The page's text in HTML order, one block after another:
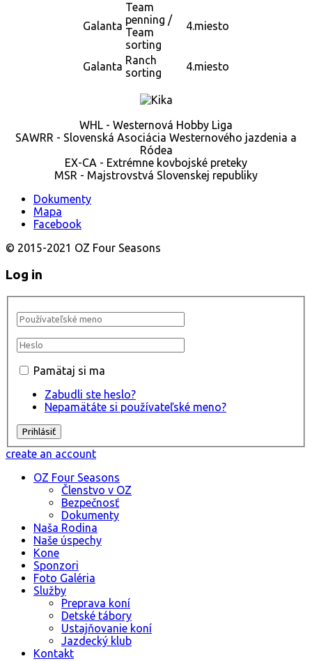
Galanta
Team
penning /
Team
sorting
4.miesto
Galanta Ranch
sorting
4.miesto
WHL - Westernová Hobby Liga
SAWRR - Slovenská Asociácia Westernového jazdenia a
Ródea
EX-CA - Extrémne kovbojské preteky
MSR - Majstrovstvá Slovenskej republiky
Dokumenty
Mapa
Facebook
© 2015-2021 OZ Four Seasons
Log in
Pamätaj si ma
Zabudli ste heslo?
Nepamätáte si používateľské meno?
create an account
OZ Four Seasons
Členstvo v OZ
Bezpečnosť
Dokumenty
Naša Rodina
Naše úspechy
Kone
Sponzori
Foto Galéria
Služby
Preprava koní
Detské tábory
Ustajňovanie koní
Jazdecký klub
Kontakt